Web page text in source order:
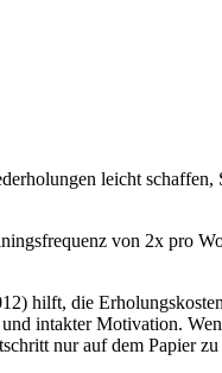
leicht
von 2x pro
hilft, die
intakter Motivation.
nur auf dem Papier